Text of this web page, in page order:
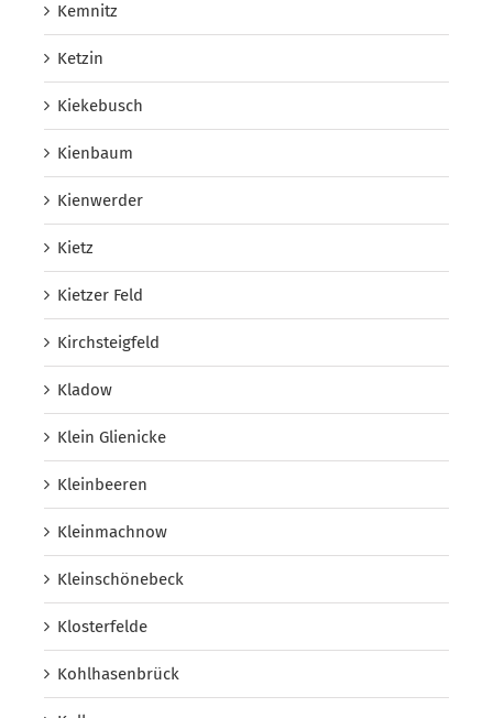
Kemnitz
Ketzin
Kiekebusch
Kienbaum
Kienwerder
Kietz
Kietzer Feld
Kirchsteigfeld
Kladow
Klein Glienicke
Kleinbeeren
Kleinmachnow
Kleinschönebeck
Klosterfelde
Kohlhasenbrück